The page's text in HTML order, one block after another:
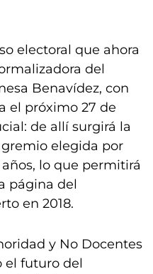
electoral que ahora
del
Benavídez, con
el próximo 27 de
de allí surgirá la
elegida por
lo que permitirá
página del
en 2018.
y No Docentes
el futuro del